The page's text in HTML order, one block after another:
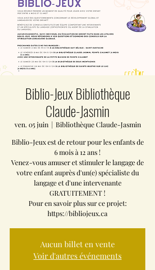
Biblio-Jeux Bibliothèque
Claude-Jasmin
ven. 05 juin
  |
Bibliothèque Claude-Jasmin
Biblio-Jeux est de retour pour les enfants de
6 mois à 12 ans !
Venez-vous amuser et stimuler le langage de
votre enfant auprès d'un(e) spécialiste du
langage et d'une intervenante
GRATUITEMENT !
Pour en savoir plus sur ce projet:
https://bibliojeux.ca
Aucun billet en vente
Voir d'autres événements